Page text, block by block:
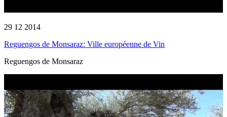
29 12 2014
Reguengos de Monsaraz: Ville européenne de Vin
Reguengos de Monsaraz